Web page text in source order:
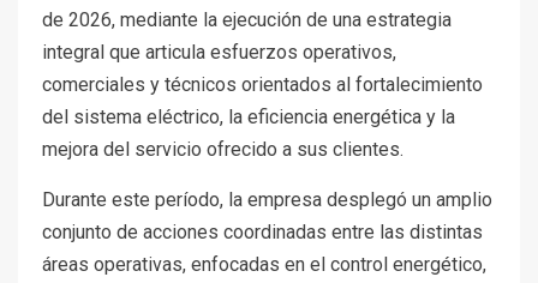
de 2026, mediante la ejecución de una estrategia
integral que articula esfuerzos operativos,
comerciales y técnicos orientados al fortalecimiento
del sistema eléctrico, la eficiencia energética y la
mejora del servicio ofrecido a sus clientes.
Durante este período, la empresa desplegó un amplio
conjunto de acciones coordinadas entre las distintas
áreas operativas, enfocadas en el control energético,